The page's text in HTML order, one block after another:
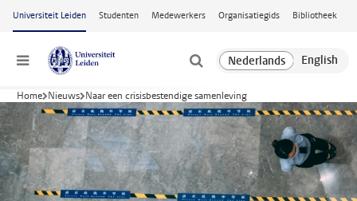
Ga naar hoofdinhoud
Universiteit Leiden Studenten Medewerkers Organisatiegids Bibliotheek
Menu
Home Nieuws Naar een crisisbestendige samenleving